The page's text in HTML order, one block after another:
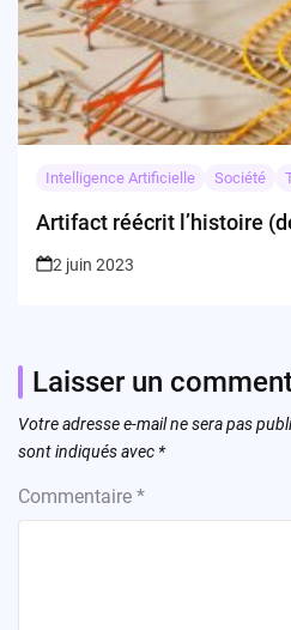
Intelligence Artificielle Société
Artifact réécrit l’histoire
2 juin 2023
Laisser un
Votre adresse e-mail ne sera pas
sont indiqués avec *
Commentaire *